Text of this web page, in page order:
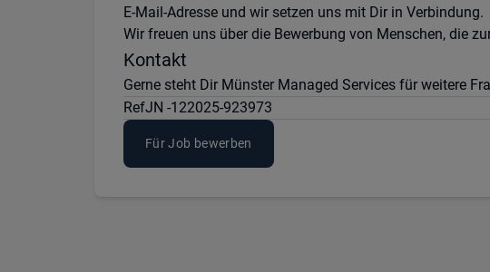
E-Mail-Adresse und wir setzen uns mit Dir in Verbindung.
Wir freuen uns über die Bewerbung von Menschen, die
Kontakt
Gerne steht Dir Münster Managed Services für weitere
RefJN -122025-923973
Für Job bewerben